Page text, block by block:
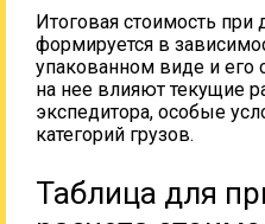
Итоговая стоимость при
формируется в
упакованном виде и его
на нее влияют текущие
экспедитора, особые
категорий грузов.
Таблица для